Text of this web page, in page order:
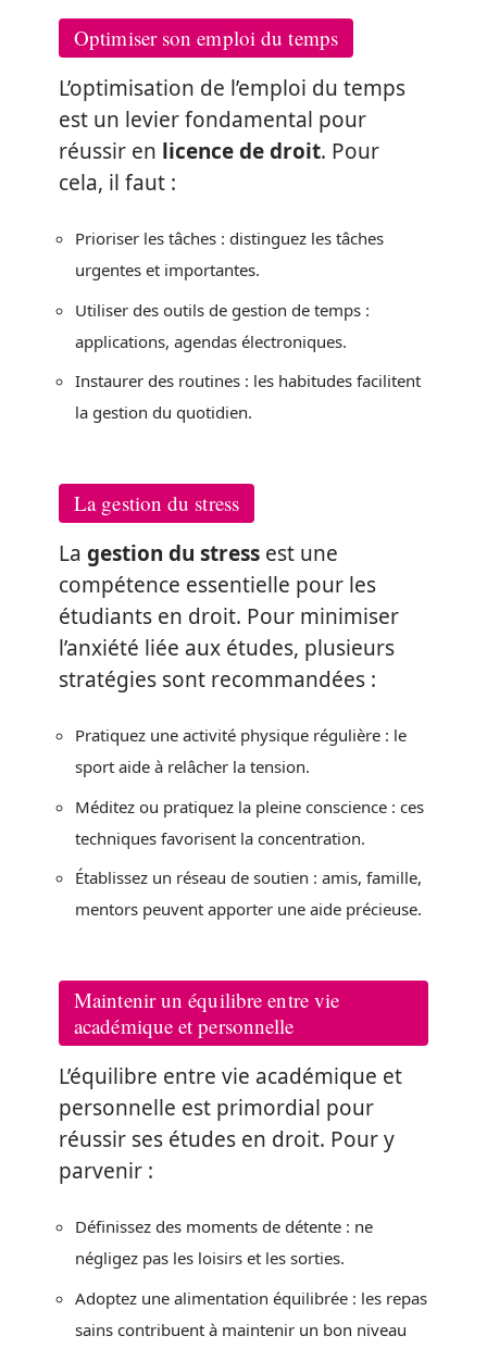
Optimiser son emploi du temps
L’optimisation de l’emploi du temps
est un levier fondamental pour
réussir en licence de droit. Pour
cela, il faut :
Prioriser les tâches : distinguez les tâches
urgentes et importantes.
Utiliser des outils de gestion de temps :
applications, agendas électroniques.
Instaurer des routines : les habitudes facilitent
la gestion du quotidien.
La gestion du stress
La gestion du stress est une
compétence essentielle pour les
étudiants en droit. Pour minimiser
l’anxiété liée aux études, plusieurs
stratégies sont recommandées :
Pratiquez une activité physique régulière : le
sport aide à relâcher la tension.
Méditez ou pratiquez la pleine conscience : ces
techniques favorisent la concentration.
Établissez un réseau de soutien : amis, famille,
mentors peuvent apporter une aide précieuse.
Maintenir un équilibre entre vie
académique et personnelle
L’équilibre entre vie académique et
personnelle est primordial pour
réussir ses études en droit. Pour y
parvenir :
Définissez des moments de détente : ne
négligez pas les loisirs et les sorties.
Adoptez une alimentation équilibrée : les repas
sains contribuent à maintenir un bon niveau